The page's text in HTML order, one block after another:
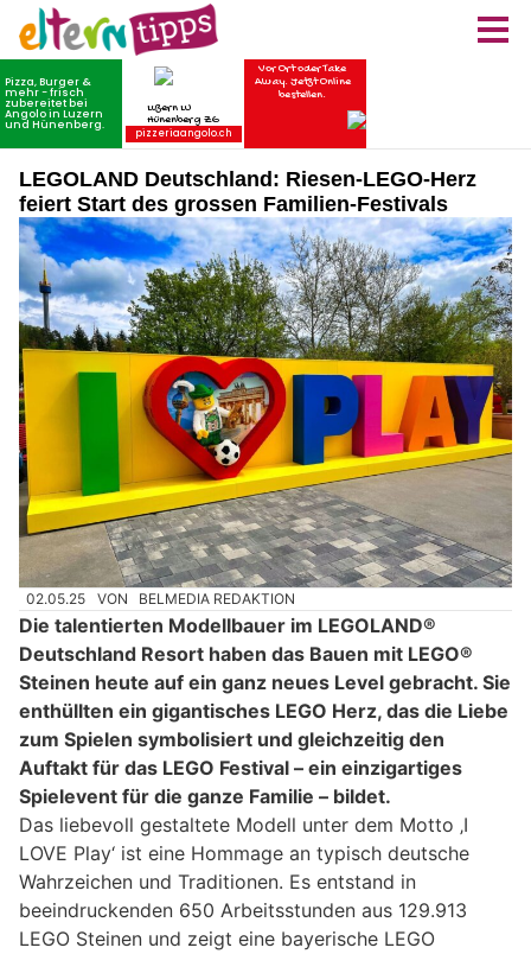
LEGOLAND Deutschland: Riesen-LEGO-Herz
feiert Start des grossen Familien-Festivals
02.05.25 VON BELMEDIA REDAKTION
Die talentierten Modellbauer im LEGOLAND®
Deutschland Resort haben das Bauen mit LEGO®
Steinen heute auf ein ganz neues Level gebracht. Sie
enthüllten ein gigantisches LEGO Herz, das die Liebe
zum Spielen symbolisiert und gleichzeitig den
Auftakt für das LEGO Festival – ein einzigartiges
Spielevent für die ganze Familie – bildet.
Das liebevoll gestaltete Modell unter dem Motto ‚I
LOVE Play‘ ist eine Hommage an typisch deutsche
Wahrzeichen und Traditionen. Es entstand in
beeindruckenden 650 Arbeitsstunden aus 129.913
LEGO Steinen und zeigt eine bayerische LEGO